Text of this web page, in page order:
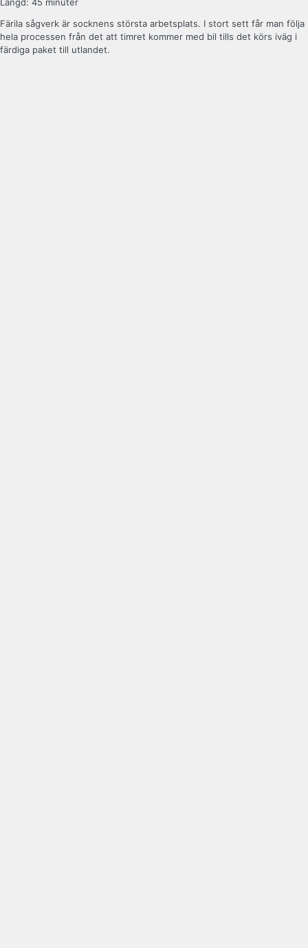
Färila sågverk är socknens största arbetsplats. I stort sett får man följa
hela processen från det att timret kommer med bil tills det körs iväg i
färdiga paket till utlandet.